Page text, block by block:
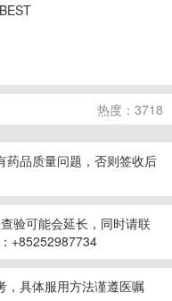
热度：3718
药品质量问题，否则签收后
验可能会延长，同时请联
+85252987734
，具体服用方法谨遵医嘱